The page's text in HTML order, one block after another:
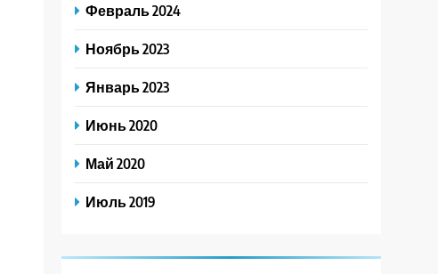
Февраль 2024
Ноябрь 2023
Январь 2023
Июнь 2020
Май 2020
Июль 2019